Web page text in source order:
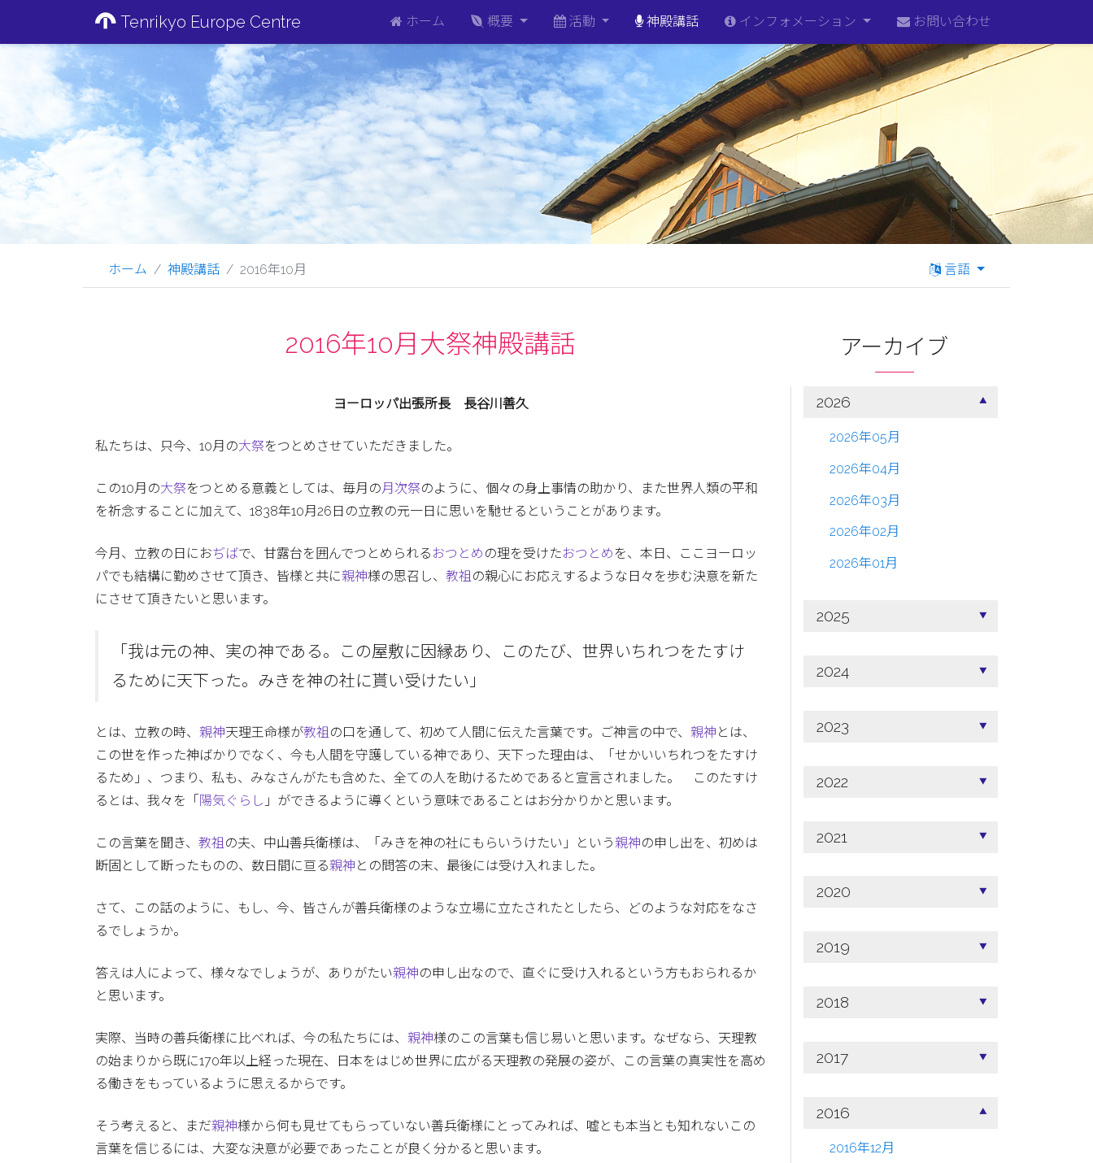
Tenrikyo Europe Centre ホーム 概要 活動 神殿講話 インフォメーション お問い合わせ
言語
ホーム 神殿講話 2016年10月
2016年10月大祭神殿講話
ヨーロッパ出張所長 長谷川善久
私たちは、只今、10月の大祭をつとめさせていただきました。
この10月の大祭をつとめる意義としては、毎月の月次祭のように、個々の身上事情の助かり、また世界人類の平和
を祈念することに加えて、1838年10月26日の立教の元一日に思いを馳せるということがあります。
今月、立教の日におぢばで、甘露台を囲んでつとめられる おつとめ の理を受けたおつとめ を、本日、ここヨーロッ
パでも結構に勤めさせて頂き、皆様と共に親神様の思召し、 教祖 の親心にお応えするような日々を歩む決意を新た
にさせて頂きたいと思います。
「我は元の神、実の神である。この屋敷に因縁あり、このたび、世界いちれつをたすけ
るために天下った。みきを神の社に貰い受けたい」
とは、立教の時、 親神天理王命様が教祖 の口を通して、初めて人間に伝えた言葉です。ご神言の中で、 親神 とは、
この世を作った神ばかりでなく、今も人間を守護している神であり、天下った理由は、「せかいいちれつをたすけ
るため」、つまり、私も、みなさんがたも含めた、全ての人を助けるためであると宣言されました。 このたすけ
るとは、我々を「 陽気ぐらし 」ができるように導くという意味であることはお分かりかと思います。
この言葉を聞き、 教祖 の夫、中山善兵衛様は、「みきを神の社にもらいうけたい」という親神の申し出を、初めは
断固として断ったものの、数日間に亘る親神 との問答の末、最後には受け入れました。
さて、この話のように、もし、今、皆さんが善兵衛様のような立場に立たされたとしたら、どのような対応をなさ
るでしょうか。
答えは人によって、様々なでしょうが、ありがたい親神の申し出なので、直ぐに受け入れるという方もおられるか
と思います。
実際、当時の善兵衛様に比べれば、今の私たちには、 親神様のこの言葉も信じ易いと思います。なぜなら、天理教
の始まりから既に170年以上経った現在、日本をはじめ世界に広がる天理教の発展の姿が、この言葉の真実性を高め
る働きをもっているように思えるからです。
そう考えると、まだ親神様から何も見せてもらっていない善兵衛様にとってみれば、嘘とも本当とも知れないこの
言葉を信じるには、大変な決意が必要であったことが良く分かると思います。
アーカイブ
2026
2026年05月
2026年04月
2026年03月
2026年02月
2026年01月
2025
2024
2023
2022
2021
2020
2019
2018
2017
2016
2016年12月